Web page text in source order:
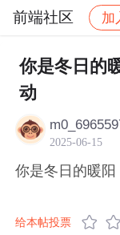
前端社区 加
社区 前端社
你是冬日的
动
2025-06-15
你是冬日的暖
给本帖投票